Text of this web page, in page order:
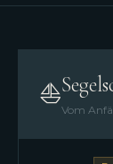
⛵Vom